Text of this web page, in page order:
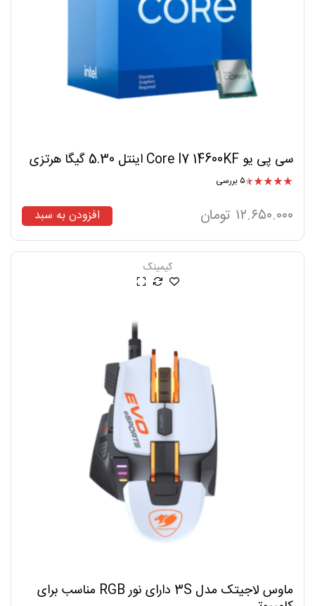
سی پی یو Core I7 14600KF اینتل 5.30 گیگا هرتزی
۵ بررسی
۱۲.۶۵۰.۰۰۰ تومان افزودن به سبد
گیمینگ
ماوس لاجیتک مدل 3S دارای نور RGB مناسب برای